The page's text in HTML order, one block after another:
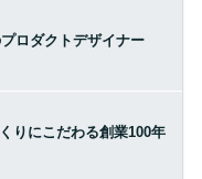
ロダクトデザイナー
りにこだわる創業100年